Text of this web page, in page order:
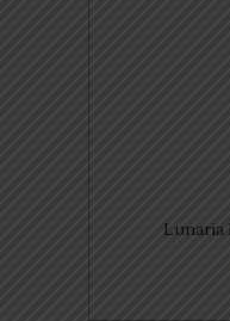
Lunaria
Lunaria